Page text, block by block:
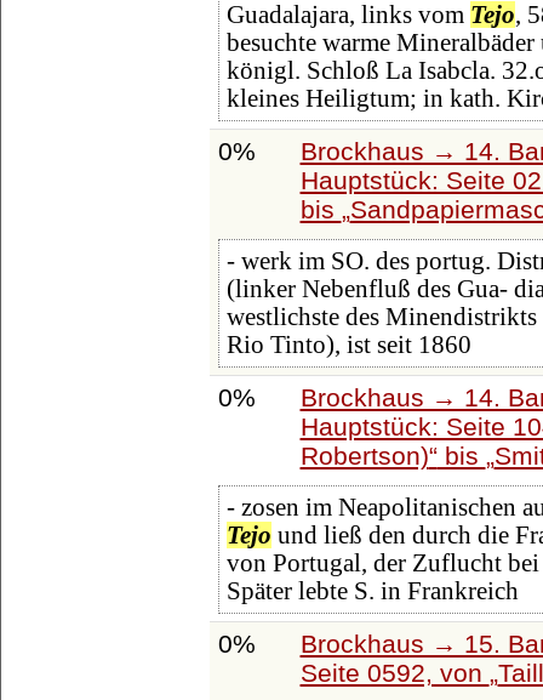
Guadalajara, links vom Tejo,
besuchte warme
königl. Schloß La Isabcla.
kleines Heiligtum; in kath.
0%
Brockhaus → 14.
Hauptstück: Seite
bis
- werk im SO. des portug.
(linker Nebenfluß des Gua-
westlichste des
Rio Tinto), ist seit 1860
0%
Brockhaus → 14.
Hauptstück: Seite
Robertson) bis
- zosen im Neapolitanischen
Tejo und ließ den durch die
von Portugal, der Zuflucht
Später lebte S. in Frankreich
0%
Brockhaus → 15.
Seite 0592, von